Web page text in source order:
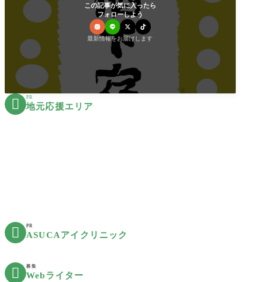
この記事が気に入ったら
フォローしよう
最新情報をお届けします
 PR
地元応援エリア
 PR
ASUCAアイクリニック
 募集
Webライター